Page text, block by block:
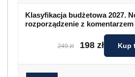
Klasyfikacja budżetowa 2027.
rozporządzenie z
249 zł 198 zł Kup